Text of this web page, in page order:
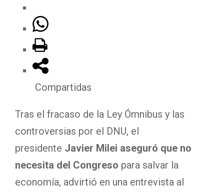
Compartidas
Tras el fracaso de la Ley Ómnibus y las
controversias por el DNU, el
presidente Javier Milei aseguró que no
necesita del Congreso para salvar la
economía, advirtió en una entrevista al